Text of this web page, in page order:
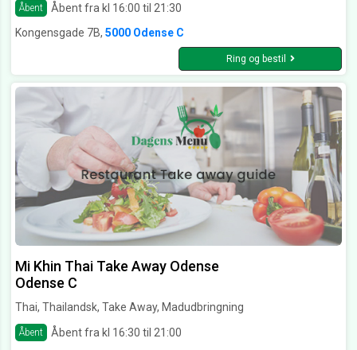
Åbent Åbent fra kl 16:00 til 21:30
Kongensgade 7B, 5000 Odense C
Ring og bestil
Mi Khin Thai Take Away Odense
Odense C
Thai, Thailandsk, Take Away, Madudbringning
Åbent
Åbent fra kl 16:30 til 21:00